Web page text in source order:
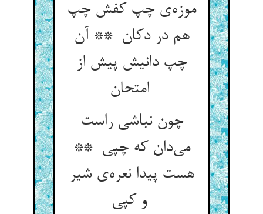
موزه‌ی چپ کفش چپ
هم در دکان ** آن
چپ دانیش پیش از
امتحان
چون نباشی راست
می‌دان که چپی **
هست پیدا نعره‌ی شیر
و کپی